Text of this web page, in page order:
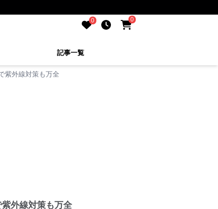
0 0
記事一覧
紫外線対策も万全
外線対策も万全